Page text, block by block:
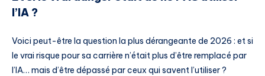
l’IA ?
Voici peut-être la question la plus dérangeante de 2026 : et si
le vrai risque pour sa carrière n’était plus d’être remplacé par
l’IA… mais d’être dépassé par ceux qui savent l’utiliser ?